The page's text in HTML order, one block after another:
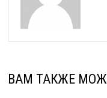
ВАМ ТАКЖЕ